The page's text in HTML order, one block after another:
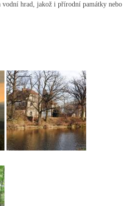
vodní hrad, jakož i přírodní památky nebo